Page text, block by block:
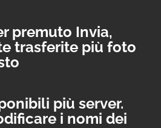
premuto Invia,
trasferite più foto
più server.
i nomi dei